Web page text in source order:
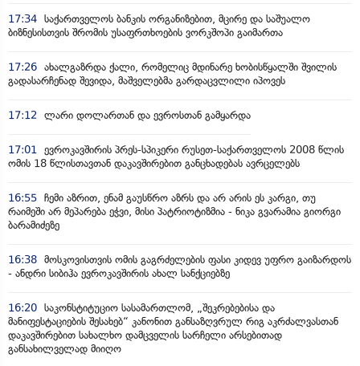
17:34 საქართველოს ბანკის ორგანიზებით, მცირე და საშუალო
ბიზნესისთვის შრომის უსაფრთხოების ვორკშოპი გაიმართა
17:26 ახალგაზრდა ქალი, რომელიც მდინარე ხობისწყალში შვილის
გადასარჩენად შევიდა, მაშველებმა გარდაცვლილი იპოვეს
17:12 ლარი დოლართან და ევროსთან გამყარდა
17:01
ევროკავშირის პრეს-სპიკერი რუსეთ-საქართველოს 2008 წლის
ომის 18 წლისთავთან დაკავშირებით განცხადებას ავრცელებს
16:55 ჩემი აზრით, ენამ გაუსწრო აზრს და არ არის ეს კარგი, თუ
რაიმეში არ მეპარება ეჭვი, მისი პატრიოტიზმია - ნიკა გვარამია გიორგი
ბარამიძეზე
16:38 მოსკოვისთვის ომის გაგრძელების ფასი კიდევ უფრო გაიზარდოს
- ანდრი სიბიჰა ევროკავშირის ახალ სანქციებზე
16:20 საკონსტიტუციო სასამართლომ, „შეკრებებისა და
მანიფესტაციების შესახებ“ კანონით განსაზღვრულ რიგ აკრძალვასთან
დაკავშირებით სახალხო დამცველის სარჩელი არსებითად
განსახილველად მიიღო